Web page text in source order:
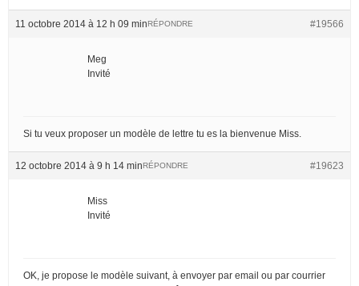
11 octobre 2014 à 12 h 09 min #19566
RÉPONDRE
Meg
Invité
Si tu veux proposer un modèle de lettre tu es la bienvenue Miss.
12 octobre 2014 à 9 h 14 min #19623
RÉPONDRE
Miss
Invité
OK, je propose le modèle suivant, à envoyer par email ou par courrier